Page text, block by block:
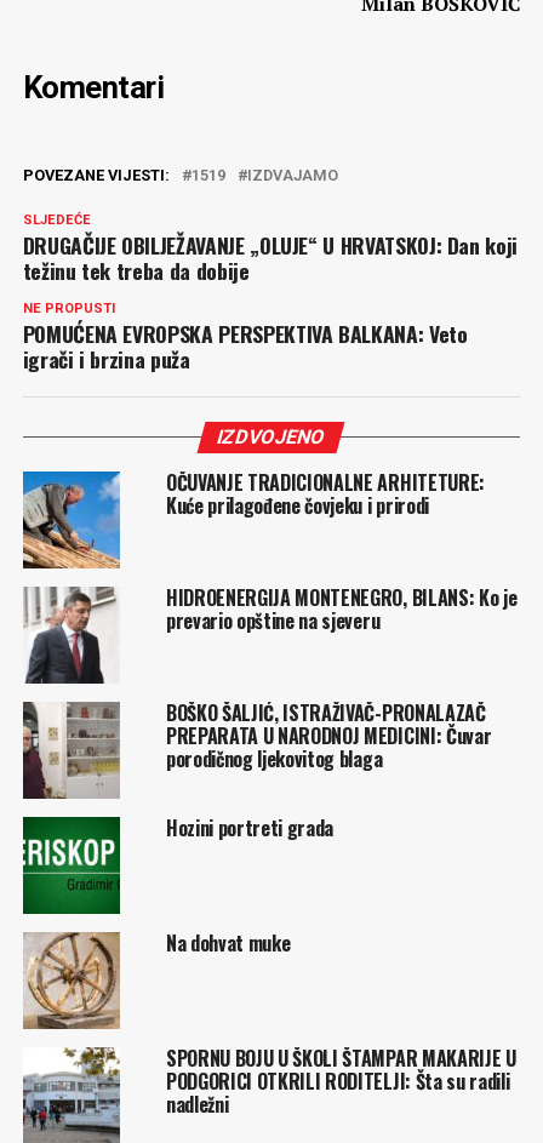
Komentari
POVEZANE VIJESTI: 1519 IZDVAJAMO
SLJEDEĆE
DRUGAČIJE OBILJEŽAVANJE „OLUJE“ U HRVATSKOJ: Dan koji
težinu tek treba da dobije
NE PROPUSTI
POMUĆENA EVROPSKA PERSPEKTIVA BALKANA: Veto
igrači i brzina puža
IZDVOJENO
OČUVANJE TRADICIONALNE ARHITETURE:
Kuće prilagođene čovjeku i prirodi
HIDROENERGIJA MONTENEGRO, BILANS: Ko je
prevario opštine na sjeveru
BOŠKO ŠALJIĆ, ISTRAŽIVAČ-PRONALAZAČ
PREPARATA U NARODNOJ MEDICINI: Čuvar
porodičnog ljekovitog blaga
Hozini portreti grada
Na dohvat muke
SPORNU BOJU U ŠKOLI ŠTAMPAR MAKARIJE U
PODGORICI OTKRILI RODITELJI: Šta su radili
nadležni